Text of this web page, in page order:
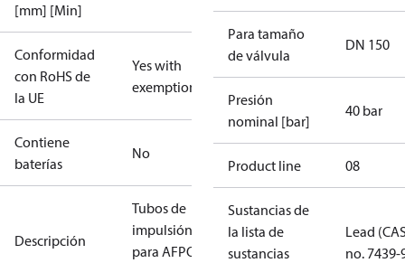
[mm] [Min]
Conformidad
con RoHS de
la UE
Yes with
exemptions
Contiene
baterías
No
Descripción
Tubos de
impulsión
para AFPQ
Para tamaño
de válvula
DN 150
Presión
nominal [bar]
40 bar
Product line 08
Sustancias de
la lista de
sustancias
Lead
no. 7439-